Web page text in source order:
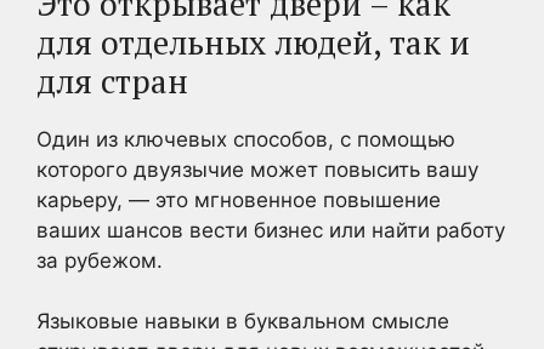
для отдельных людей, так и
для стран
Один из ключевых способов, с помощью
которого двуязычие может повысить вашу
карьеру, — это мгновенное повышение
ваших шансов вести бизнес или найти работу
за рубежом.
Языковые навыки в буквальном смысле